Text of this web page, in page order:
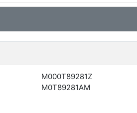
M000T89281Z
M0T89281AM